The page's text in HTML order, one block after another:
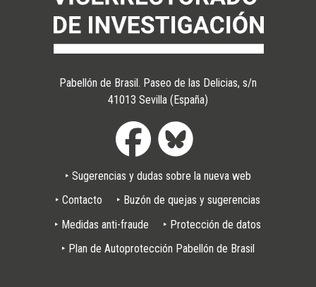
Pabellón de Brasil. Paseo de las Delicias, s/n
41013 Sevilla (España)
página
‣ Sugerencias y dudas sobre la nueva web
‣ Contacto
‣ Buzón de quejas y sugerencias
‣ Medidas anti-fraude
‣ Protección de datos
‣ Plan de Autoprotección Pabellón de Brasil